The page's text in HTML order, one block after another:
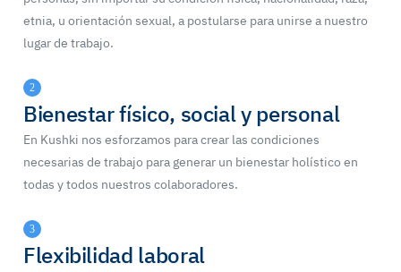
etnia, u orientación sexual, a postularse para unirse a nuestro
lugar de trabajo.
2
Bienestar físico, social y personal
En Kushki nos esforzamos para crear las condiciones
necesarias de trabajo para generar un bienestar holístico en
todas y todos nuestros colaboradores.
3
Flexibilidad laboral